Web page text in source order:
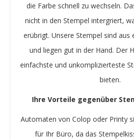
die Farbe schnell zu wechseln.
nicht in den Stempel intergriert,
erübrigt. Unsere Stempel sind
und liegen gut in der Hand. Der
einfachste und unkomplizierteste
bieten.
Ihre Vorteile gegenüber
Automaten von Colop oder Printy
für Ihr Büro, da das